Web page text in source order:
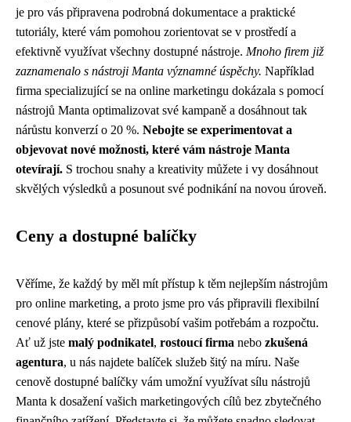
je pro vás připravena podrobná dokumentace a praktické
tutoriály, které vám pomohou zorientovat se v prostředí a
efektivně využívat všechny dostupné nástroje. Mnoho firem již
zaznamenalo s nástroji Manta významné úspěchy. Například
firma specializující se na online marketingu dokázala s pomocí
nástrojů Manta optimalizovat své kampaně a dosáhnout tak
nárůstu konverzí o 20 %. Nebojte se experimentovat a
objevovat nové možnosti, které vám nástroje Manta
otevírají. S trochou snahy a kreativity můžete i vy dosáhnout
skvělých výsledků a posunout své podnikání na novou úroveň.
Ceny a dostupné balíčky
Věříme, že každý by měl mít přístup k těm nejlepším nástrojům
pro online marketing, a proto jsme pro vás připravili flexibilní
cenové plány, které se přizpůsobí vašim potřebám a rozpočtu.
Ať už jste malý podnikatel, rostoucí firma nebo zkušená
agentura, u nás najdete balíček služeb šitý na míru. Naše
cenově dostupné balíčky vám umožní využívat sílu nástrojů
Manta k dosažení vašich marketingových cílů bez zbytečného